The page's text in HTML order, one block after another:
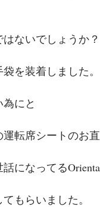
ないでしょうか？
を装着しました。
にと
転席シートのお
になってる
もらいました。